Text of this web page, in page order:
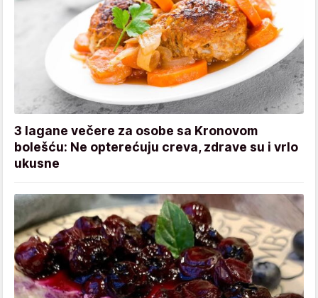
3 lagane večere za osobe sa Kronovom
bolešću: Ne opterećuju creva, zdrave su i vrlo
ukusne